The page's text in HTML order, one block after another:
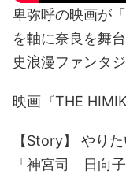
卑弥呼の映画が
を軸に奈良を舞
史浪漫ファンタ
映画『THE
【Story】 やり
「神宮司 日向